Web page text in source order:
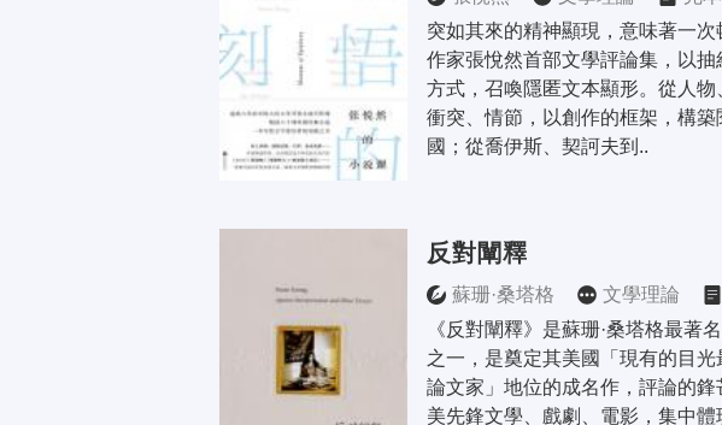
突如其來的精神顯現，意味著一次
作家張悅然首部文學評論集，以抽
方式，召喚隱匿文本顯形。從人物
衝突、情節，以創作的框架，構築
國；從喬伊斯、契訶夫到..
反對闡釋
蘇珊·桑塔格 文學理論
《反對闡釋》是蘇珊·桑塔格最著
之一，是奠定其美國「現有的目光
論文家」地位的成名作，評論的鋒
美先鋒文學、戲劇、電影，集中體